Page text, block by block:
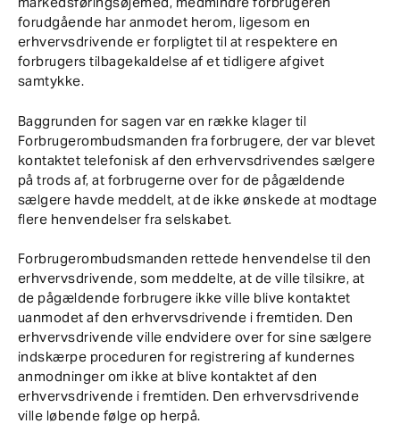
forudgående har anmodet herom, ligesom en
erhvervsdrivende er forpligtet til at respektere en
forbrugers tilbagekaldelse af et tidligere afgivet
samtykke.
Baggrunden for sagen var en række klager til
Forbrugerombudsmanden fra forbrugere, der var blevet
kontaktet telefonisk af den erhvervsdrivendes sælgere
på trods af, at forbrugerne over for de pågældende
sælgere havde meddelt, at de ikke ønskede at modtage
flere henvendelser fra selskabet.
Forbrugerombudsmanden rettede henvendelse til den
erhvervsdrivende, som meddelte, at de ville tilsikre, at
de pågældende forbrugere ikke ville blive kontaktet
uanmodet af den erhvervsdrivende i fremtiden. Den
erhvervsdrivende ville endvidere over for sine sælgere
indskærpe proceduren for registrering af kundernes
anmodninger om ikke at blive kontaktet af den
erhvervsdrivende i fremtiden. Den erhvervsdrivende
ville løbende følge op herpå.